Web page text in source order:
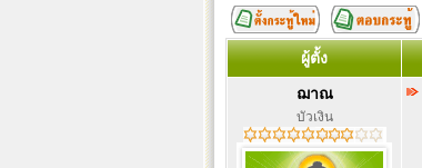
ผู้ตั้ง
ฌาณ
บัวเงิน